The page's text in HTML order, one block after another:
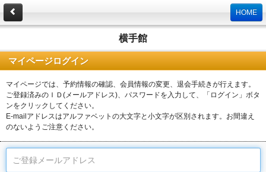
HOME
横手館
マイページログイン
マイページでは、予約情報の確認、会員情報の変更、退会手続きが行えます。
ご登録済みのＩＤ(メールアドレス)、パスワードを入力して、「ログイン」ボタ
ンをクリックしてください。
E-mailアドレスはアルファベットの大文字と小文字が区別されます。お間違え
のないようご注意ください。